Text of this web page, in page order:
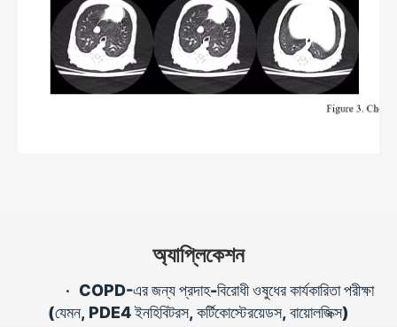
অ্যাপ্লিকেশন
• COPD-এর জন্য প্রদাহ-বিরোধী ওষুধের কার্যকারিতা পরীক্ষা
(যেমন, PDE4 ইনহিবিটরস, কর্টিকোস্টেরয়েডস, বায়োলজিক্স)